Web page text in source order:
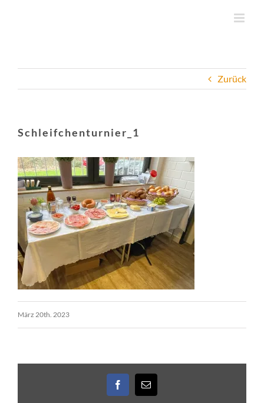
Zurück
Schleifchenturnier_1
März 20th. 2023
Facebook
E-
Mail